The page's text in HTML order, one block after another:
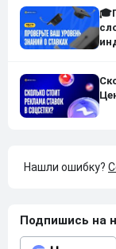
Нашли ошибку?
Подпишись на